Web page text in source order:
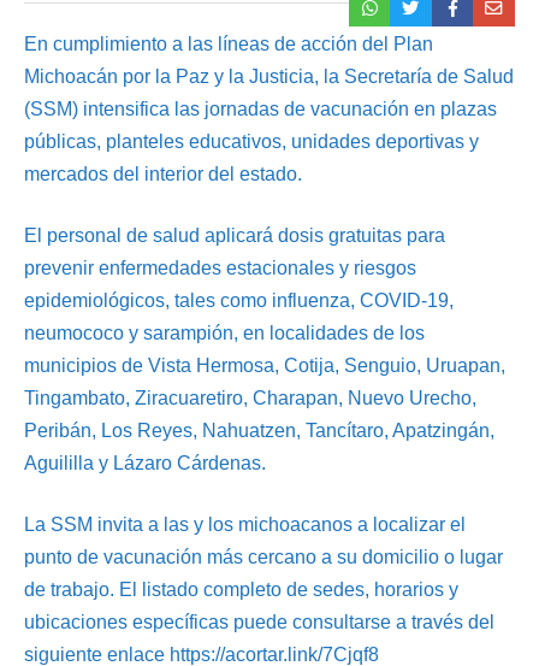
En cumplimiento a las líneas de acción del Plan
Michoacán por la Paz y la Justicia, la Secretaría de Salud
(SSM) intensifica las jornadas de vacunación en plazas
públicas, planteles educativos, unidades deportivas y
mercados del interior del estado.
El personal de salud aplicará dosis gratuitas para
prevenir enfermedades estacionales y riesgos
epidemiológicos, tales como influenza, COVID-19,
neumococo y sarampión, en localidades de los
municipios de Vista Hermosa, Cotija, Senguio, Uruapan,
Tingambato, Ziracuaretiro, Charapan, Nuevo Urecho,
Peribán, Los Reyes, Nahuatzen, Tancítaro, Apatzingán,
Aguililla y Lázaro Cárdenas.
La SSM invita a las y los michoacanos a localizar el
punto de vacunación más cercano a su domicilio o lugar
de trabajo. El listado completo de sedes, horarios y
ubicaciones específicas puede consultarse a través del
siguiente enlace https://acortar.link/7Cjqf8